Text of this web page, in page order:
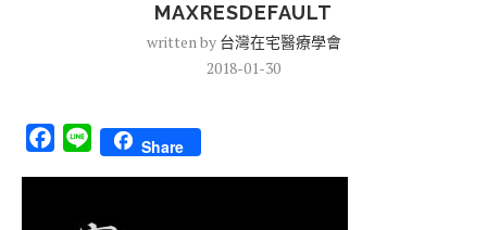
MAXRESDEFAULT
written by 台灣在宅醫療學會
2018-01-30
Facebook
Line Share